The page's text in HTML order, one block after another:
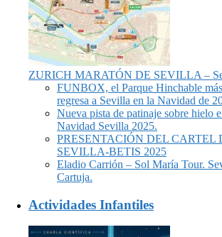
ZURICH MARATÓN DE SEVILLA –
FUNBOX, el Parque Hinchable
regresa a Sevilla en la Navidad de
Nueva pista de patinaje sobre hielo
Navidad Sevilla 2025.
PRESENTACIÓN DEL CARTEL
SEVILLA-BETIS 2025
Eladio Carrión – Sol María Tour.
Cartuja.
Actividades Infantiles